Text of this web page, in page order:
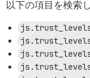
以下の項目を検索